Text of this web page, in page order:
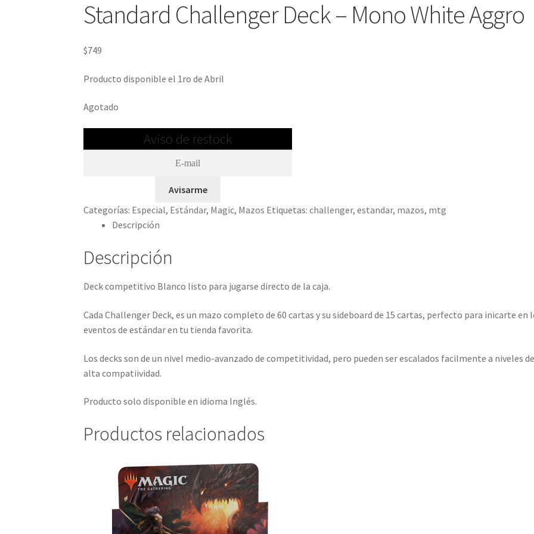
Standard Challenger Deck – Mono White Aggro
$749
Producto disponible el 1ro de Abril
Agotado
Aviso de restock
Avisarme
Categorías: Especial, Estándar, Magic, Mazos Etiquetas:challenger,estandar, mazos, mtg
Descripción
Descripción
Deck competitivo Blanco listo para jugarse directo de la caja.
Cada Challenger Deck, es un mazo completo de 60 cartas y su sideboard de 15 cartas, perfecto para inicarte en
eventos de estándar en tu tienda favorita.
Los decks son de un nivel medio-avanzado de competitividad, pero pueden ser escalados facilmente a niveles de
alta compatiividad.
Producto solo disponible en idioma Inglés.
Productos relacionados